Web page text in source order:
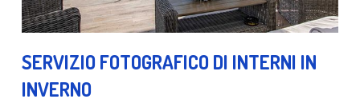
SERVIZIO FOTOGRAFICO DI INTERNI IN
INVERNO